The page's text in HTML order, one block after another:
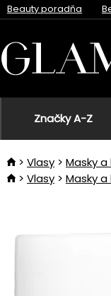
Beauty poradňa
Značky A-Z
Vlasy Masky a
Vlasy
Masky a